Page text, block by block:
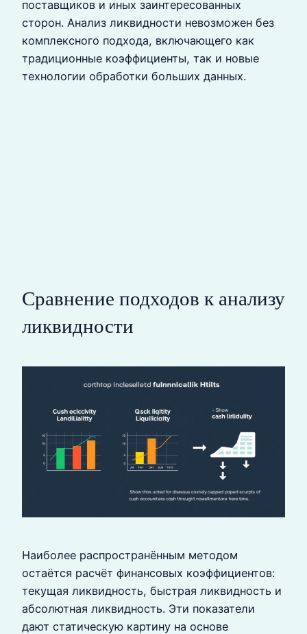
поставщиков и иных заинтересованных
сторон. Анализ ликвидности невозможен без
комплексного подхода, включающего как
традиционные коэффициенты, так и новые
технологии обработки больших данных.
Сравнение подходов к анализу
ликвидности
Наиболее распространённым методом
остаётся расчёт финансовых коэффициентов:
текущая ликвидность, быстрая ликвидность и
абсолютная ликвидность. Эти показатели
дают статическую картину на основе